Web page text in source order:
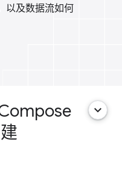
以及数据流如何
keyboard_arrow_down